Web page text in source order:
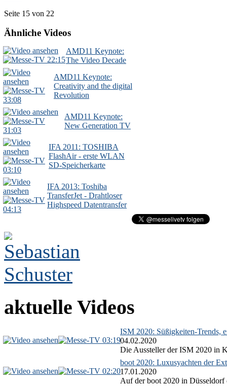
Seite 15 von 22
Ähnliche Videos
22:15
AMD11 Keynote:
The Video Decade
33:08
AMD11 Keynote:
Creativity and the digital
Revolution
31:03
AMD11 Keynote:
New Generation TV
03:10
IFA 2011: TOSHIBA
FlashAir - erste WLAN
SD-Speicherkarte
04:13
IFA 2013: Toshiba
TransferJet - Drahtloser
Highspeed Datentransfer
aktuelle Videos
03:19
ISM 2020: Süßigkeiten-Trends,
04.02.2020
Die Aussteller der ISM 2020 in
02:20
boot 2020: Luxusyachten der
17.01.2020
Auf der boot 2020 in Düsseldorf